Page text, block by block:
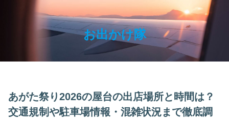
お出かけ隊
あがた祭り2026の屋台の出店場所と時間は？
交通規制や駐車場情報・混雑状況まで徹底調